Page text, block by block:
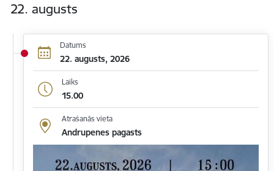
22. augusts
Datums
22. augusts, 2026
Laiks
15.00
Atrašanās vieta
Andrupenes pagasts